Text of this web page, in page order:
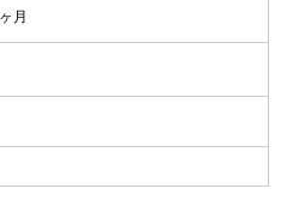
月